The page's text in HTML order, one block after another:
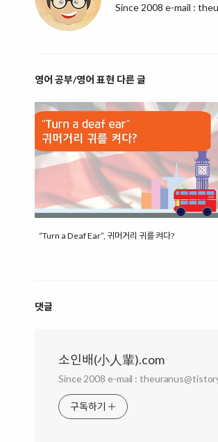
Since 2008 e-mail :
영어 공부/영어 표현 다른 글
“Turn a Deaf Ear”, 귀머거리 귀를 켜다?
댓글
소인배(小人輩).com
Since 2008 e-mail :
구독하기